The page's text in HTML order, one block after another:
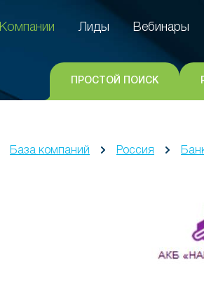
Компании
Лиды Вебинары
ПРОСТОЙ ПОИСК
База компаний Россия